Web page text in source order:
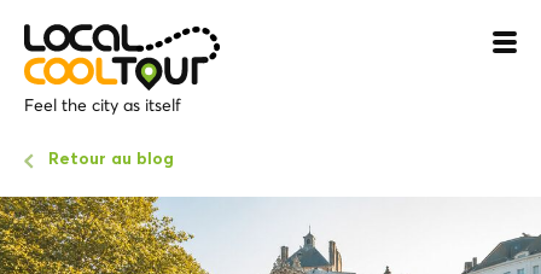
Feel the city as itself
Retour au blog